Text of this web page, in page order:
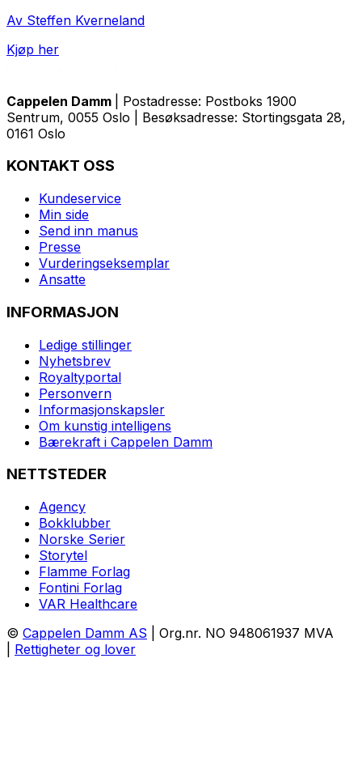
Av Steffen Kverneland
Kjøp her
Cappelen Damm
| Postadresse: Postboks 1900
Sentrum, 0055 Oslo | Besøksadresse: Stortingsgata 28,
0161 Oslo
KONTAKT OSS
Kundeservice
Min side
Send inn manus
Presse
Vurderingseksemplar
Ansatte
INFORMASJON
Ledige stillinger
Nyhetsbrev
Royaltyportal
Personvern
Informasjonskapsler
Om kunstig intelligens
Bærekraft i Cappelen Damm
NETTSTEDER
Agency
Bokklubber
Norske Serier
Storytel
Flamme Forlag
Fontini Forlag
VAR Healthcare
© Cappelen Damm AS | Org.nr. NO 948061937 MVA
Rettigheter og lover